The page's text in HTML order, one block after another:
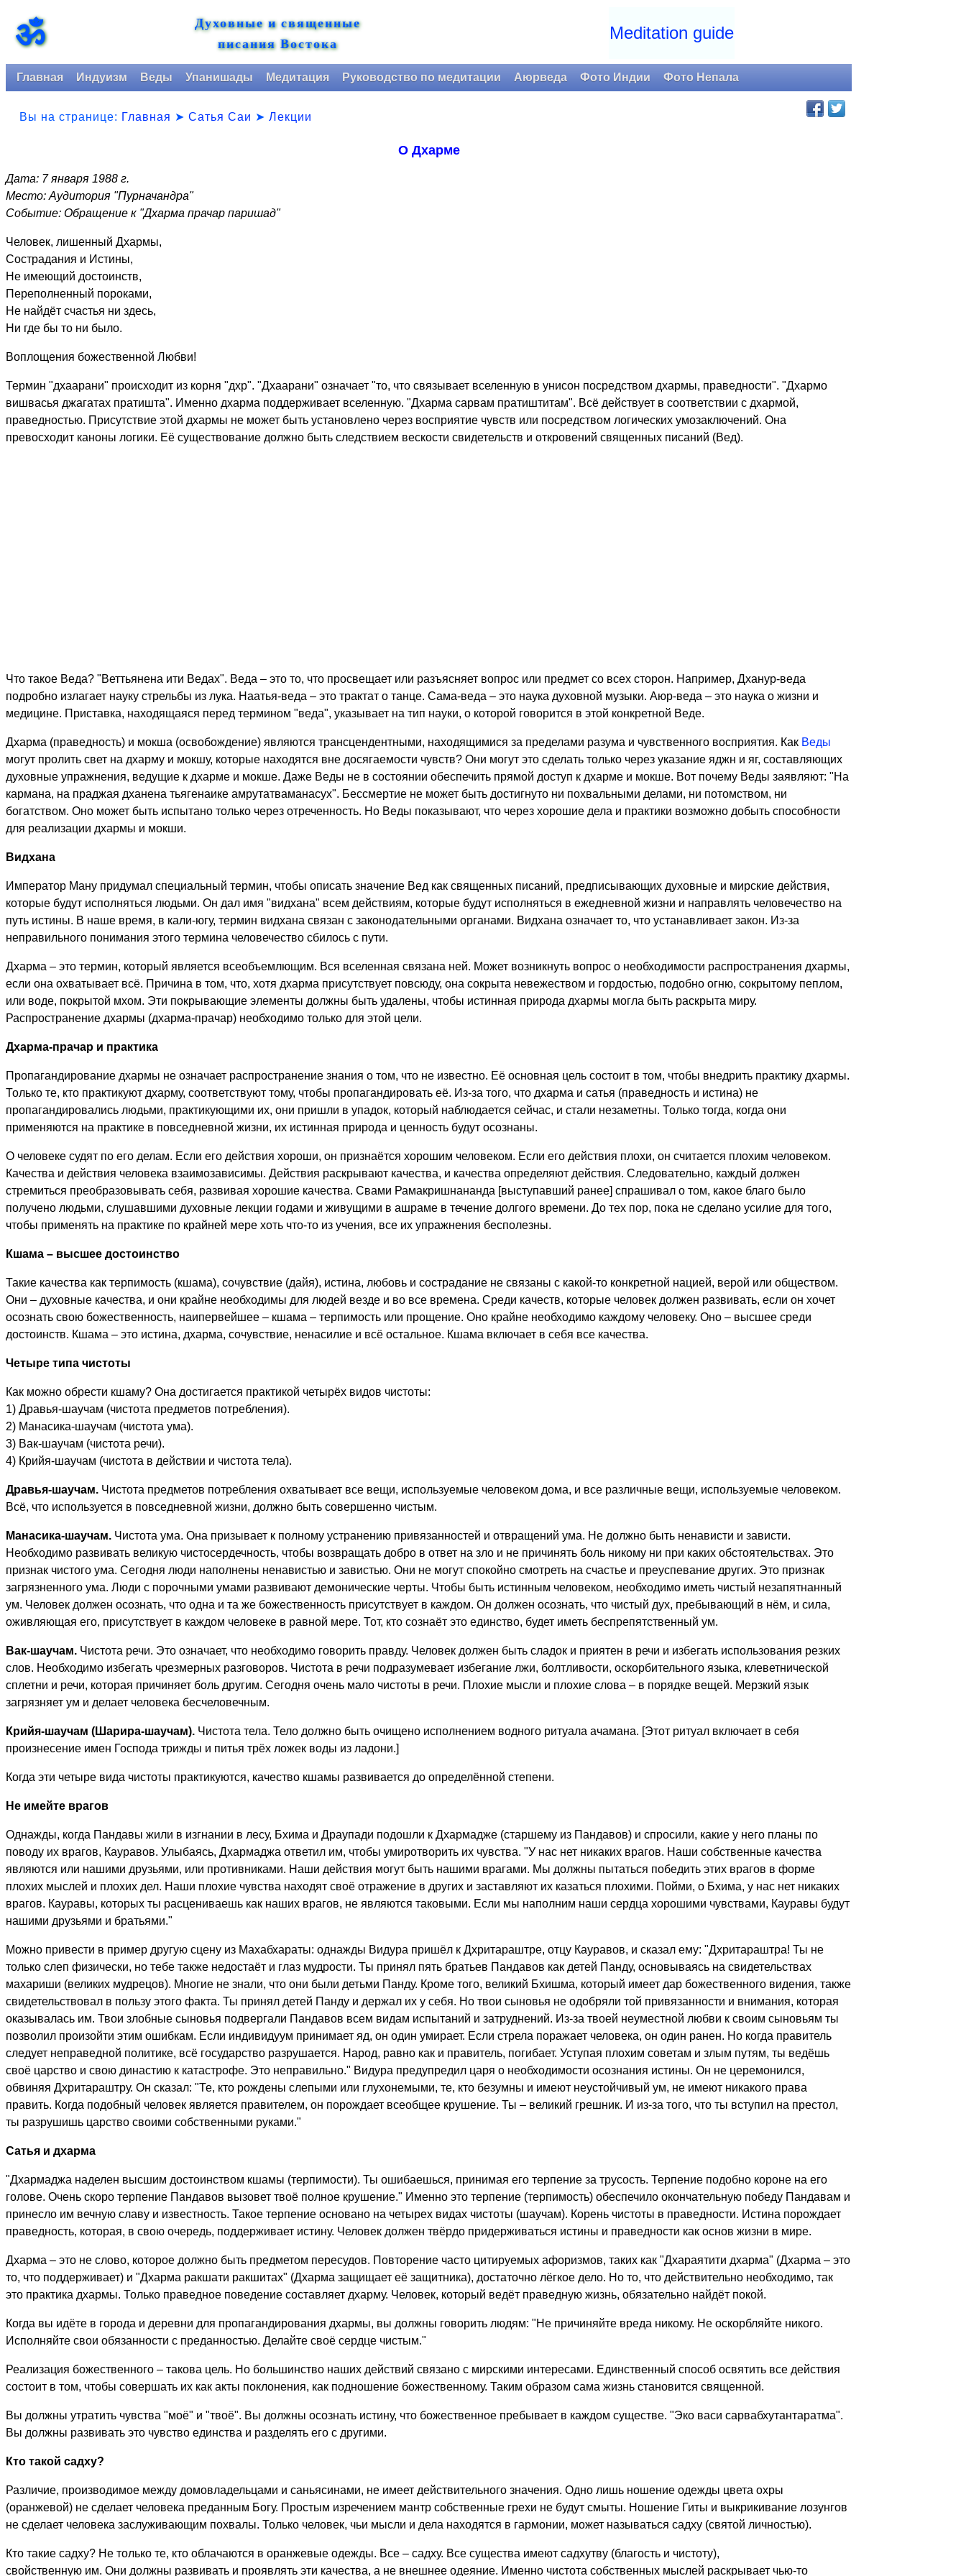
ॐ
Духовные и священные
писания Востока
Meditation guide
Главная Индуизм Веды Упанишады Медитация Руководство по медитации Аюрведа Фото Индии Фото Непала
Вы на странице: Главная ➤ Сатья Саи ➤ Лекции
О Дхарме
Дата: 7 января 1988 г.
Место: Аудитория "Пурначандра"
Событие: Обращение к "Дхарма прачар паришад"
Человек, лишенный Дхармы,
Сострадания и Истины,
Не имеющий достоинств,
Переполненный пороками,
Не найдёт счастья ни здесь,
Ни где бы то ни было.
Воплощения божественной Любви!
Термин "дхаарани" происходит из корня "дхр". "Дхаарани" означает "то, что связывает вселенную в унисон посредством дхармы, праведности". "Дхармо
вишвасья джагатах пратишта". Именно дхарма поддерживает вселенную. "Дхарма сарвам пратиштитам". Всё действует в соответствии с дхармой,
праведностью. Присутствие этой дхармы не может быть установлено через восприятие чувств или посредством логических умозаключений. Она
превосходит каноны логики. Её существование должно быть следствием вескости свидетельств и откровений священных писаний (Вед).
Что такое Веда? "Веттьянена ити Ведах". Веда – это то, что просвещает или разъясняет вопрос или предмет со всех сторон. Например, Дханур-веда
подробно излагает науку стрельбы из лука. Наатья-веда – это трактат о танце. Сама-веда – это наука духовной музыки. Аюр-веда – это наука о жизни и
медицине. Приставка, находящаяся перед термином "веда", указывает на тип науки, о которой говорится в этой конкретной Веде.
Дхарма (праведность) и мокша (освобождение) являются трансцендентными, находящимися за пределами разума и чувственного восприятия. Как Веды
могут пролить свет на дхарму и мокшу, которые находятся вне досягаемости чувств? Они могут это сделать только через указание яджн и яг, составляющих
духовные упражнения, ведущие к дхарме и мокше. Даже Веды не в состоянии обеспечить прямой доступ к дхарме и мокше. Вот почему Веды заявляют: "На
кармана, на праджая дханена тьягенаике амрутатваманасух". Бессмертие не может быть достигнуто ни похвальными делами, ни потомством, ни
богатством. Оно может быть испытано только через отреченность. Но Веды показывают, что через хорошие дела и практики возможно добыть способности
для реализации дхармы и мокши.
Видхана
Император Ману придумал специальный термин, чтобы описать значение Вед как священных писаний, предписывающих духовные и мирские действия,
которые будут исполняться людьми. Он дал имя "видхана" всем действиям, которые будут исполняться в ежедневной жизни и направлять человечество на
путь истины. В наше время, в кали-югу, термин видхана связан с законодательными органами. Видхана означает то, что устанавливает закон. Из-за
неправильного понимания этого термина человечество сбилось с пути.
Дхарма – это термин, который является всеобъемлющим. Вся вселенная связана ней. Может возникнуть вопрос о необходимости распространения дхармы,
если она охватывает всё. Причина в том, что, хотя дхарма присутствует повсюду, она сокрыта невежеством и гордостью, подобно огню, сокрытому пеплом,
или воде, покрытой мхом. Эти покрывающие элементы должны быть удалены, чтобы истинная природа дхармы могла быть раскрыта миру.
Распространение дхармы (дхарма-прачар) необходимо только для этой цели.
Дхарма-прачар и практика
Пропагандирование дхармы не означает распространение знания о том, что не известно. Её основная цель состоит в том, чтобы внедрить практику дхармы.
Только те, кто практикуют дхарму, соответствуют тому, чтобы пропагандировать её. Из-за того, что дхарма и сатья (праведность и истина) не
пропагандировались людьми, практикующими их, они пришли в упадок, который наблюдается сейчас, и стали незаметны. Только тогда, когда они
применяются на практике в повседневной жизни, их истинная природа и ценность будут осознаны.
О человеке судят по его делам. Если его действия хороши, он признаётся хорошим человеком. Если его действия плохи, он считается плохим человеком.
Качества и действия человека взаимозависимы. Действия раскрывают качества, и качества определяют действия. Следовательно, каждый должен
стремиться преобразовывать себя, развивая хорошие качества. Свами Рамакришнананда [выступавший ранее] спрашивал о том, какое благо было
получено людьми, слушавшими духовные лекции годами и живущими в ашраме в течение долгого времени. До тех пор, пока не сделано усилие для того,
чтобы применять на практике по крайней мере хоть что-то из учения, все их упражнения бесполезны.
Кшама – высшее достоинство
Такие качества как терпимость (кшама), сочувствие (дайя), истина, любовь и сострадание не связаны с какой-то конкретной нацией, верой или обществом.
Они – духовные качества, и они крайне необходимы для людей везде и во все времена. Среди качеств, которые человек должен развивать, если он хочет
осознать свою божественность, наипервейшее – кшама – терпимость или прощение. Оно крайне необходимо каждому человеку. Оно – высшее среди
достоинств. Кшама – это истина, дхарма, сочувствие, ненасилие и всё остальное. Кшама включает в себя все качества.
Четыре типа чистоты
Как можно обрести кшаму? Она достигается практикой четырёх видов чистоты:
1) Дравья-шаучам (чистота предметов потребления).
2) Манасика-шаучам (чистота ума).
3) Вак-шаучам (чистота речи).
4) Крийя-шаучам (чистота в действии и чистота тела).
Дравья-шаучам. Чистота предметов потребления охватывает все вещи, используемые человеком дома, и все различные вещи, используемые человеком.
Всё, что используется в повседневной жизни, должно быть совершенно чистым.
Манасика-шаучам. Чистота ума. Она призывает к полному устранению привязанностей и отвращений ума. Не должно быть ненависти и зависти.
Необходимо развивать великую чистосердечность, чтобы возвращать добро в ответ на зло и не причинять боль никому ни при каких обстоятельствах. Это
признак чистого ума. Сегодня люди наполнены ненавистью и завистью. Они не могут спокойно смотреть на счастье и преуспевание других. Это признак
загрязненного ума. Люди с порочными умами развивают демонические черты. Чтобы быть истинным человеком, необходимо иметь чистый незапятнанный
ум. Человек должен осознать, что одна и та же божественность присутствует в каждом. Он должен осознать, что чистый дух, пребывающий в нём, и сила,
оживляющая его, присутствует в каждом человеке в равной мере. Тот, кто сознаёт это единство, будет иметь беспрепятственный ум.
Вак-шаучам. Чистота речи. Это означает, что необходимо говорить правду. Человек должен быть сладок и приятен в речи и избегать использования резких
слов. Необходимо избегать чрезмерных разговоров. Чистота в речи подразумевает избегание лжи, болтливости, оскорбительного языка, клеветнической
сплетни и речи, которая причиняет боль другим. Сегодня очень мало чистоты в речи. Плохие мысли и плохие слова – в порядке вещей. Мерзкий язык
загрязняет ум и делает человека бесчеловечным.
Крийя-шаучам (Шарира-шаучам). Чистота тела. Тело должно быть очищено исполнением водного ритуала ачамана. [Этот ритуал включает в себя
произнесение имен Господа трижды и питья трёх ложек воды из ладони.]
Когда эти четыре вида чистоты практикуются, качество кшамы развивается до определённой степени.
Не имейте врагов
Однажды, когда Пандавы жили в изгнании в лесу, Бхима и Драупади подошли к Дхармадже (старшему из Пандавов) и спросили, какие у него планы по
поводу их врагов, Кауравов. Улыбаясь, Дхармаджа ответил им, чтобы умиротворить их чувства. "У нас нет никаких врагов. Наши собственные качества
являются или нашими друзьями, или противниками. Наши действия могут быть нашими врагами. Мы должны пытаться победить этих врагов в форме
плохих мыслей и плохих дел. Наши плохие чувства находят своё отражение в других и заставляют их казаться плохими. Пойми, о Бхима, у нас нет никаких
врагов. Кауравы, которых ты расцениваешь как наших врагов, не являются таковыми. Если мы наполним наши сердца хорошими чувствами, Кауравы будут
нашими друзьями и братьями."
Можно привести в пример другую сцену из Махабхараты: однажды Видура пришёл к Дхритараштре, отцу Кауравов, и сказал ему: "Дхритараштра! Ты не
только слеп физически, но тебе также недостаёт и глаз мудрости. Ты принял пять братьев Пандавов как детей Панду, основываясь на свидетельствах
махариши (великих мудрецов). Многие не знали, что они были детьми Панду. Кроме того, великий Бхишма, который имеет дар божественного видения, также
свидетельствовал в пользу этого факта. Ты принял детей Панду и держал их у себя. Но твои сыновья не одобряли той привязанности и внимания, которая
оказывалась им. Твои злобные сыновья подвергали Пандавов всем видам испытаний и затруднений. Из-за твоей неуместной любви к своим сыновьям ты
позволил произойти этим ошибкам. Если индивидуум принимает яд, он один умирает. Если стрела поражает человека, он один ранен. Но когда правитель
следует неправедной политике, всё государство разрушается. Народ, равно как и правитель, погибает. Уступая плохим советам и злым путям, ты ведёшь
своё царство и свою династию к катастрофе. Это неправильно." Видура предупредил царя о необходимости осознания истины. Он не церемонился,
обвиняя Дхритараштру. Он сказал: "Те, кто рождены слепыми или глухонемыми, те, кто безумны и имеют неустойчивый ум, не имеют никакого права
править. Когда подобный человек является правителем, он порождает всеобщее крушение. Ты – великий грешник. И из-за того, что ты вступил на престол,
ты разрушишь царство своими собственными руками."
Сатья и дхарма
"Дхармаджа наделен высшим достоинством кшамы (терпимости). Ты ошибаешься, принимая его терпение за трусость. Терпение подобно короне на его
голове. Очень скоро терпение Пандавов вызовет твоё полное крушение." Именно это терпение (терпимость) обеспечило окончательную победу Пандавам и
принесло им вечную славу и известность. Такое терпение основано на четырех видах чистоты (шаучам). Корень чистоты в праведности. Истина порождает
праведность, которая, в свою очередь, поддерживает истину. Человек должен твёрдо придерживаться истины и праведности как основ жизни в мире.
Дхарма – это не слово, которое должно быть предметом пересудов. Повторение часто цитируемых афоризмов, таких как "Дхараятити дхарма" (Дхарма – это
то, что поддерживает) и "Дхарма ракшати ракшитах" (Дхарма защищает её защитника), достаточно лёгкое дело. Но то, что действительно необходимо, так
это практика дхармы. Только праведное поведение составляет дхарму. Человек, который ведёт праведную жизнь, обязательно найдёт покой.
Когда вы идёте в города и деревни для пропагандирования дхармы, вы должны говорить людям: "Не причиняйте вреда никому. Не оскорбляйте никого.
Исполняйте свои обязанности с преданностью. Делайте своё сердце чистым."
Реализация божественного – такова цель. Но большинство наших действий связано с мирскими интересами. Единственный способ освятить все действия
состоит в том, чтобы совершать их как акты поклонения, как подношение божественному. Таким образом сама жизнь становится священной.
Вы должны утратить чувства "моё" и "твоё". Вы должны осознать истину, что божественное пребывает в каждом существе. "Эко васи сарвабхутантаратма".
Вы должны развивать это чувство единства и разделять его с другими.
Кто такой садху?
Различие, производимое между домовладельцами и саньясинами, не имеет действительного значения. Одно лишь ношение одежды цвета охры
(оранжевой) не сделает человека преданным Богу. Простым изречением мантр собственные грехи не будут смыты. Ношение Гиты и выкрикивание лозунгов
не сделает человека заслуживающим похвалы. Только человек, чьи мысли и дела находятся в гармонии, может называться садху (святой личностью).
Кто такие садху? Не только те, кто облачаются в оранжевые одежды. Все – садху. Все существа имеют садхутву (благость и чистоту),
свойственную им. Они должны развивать и проявлять эти качества, а не внешнее одеяние. Именно чистота собственных мыслей раскрывает чью-то